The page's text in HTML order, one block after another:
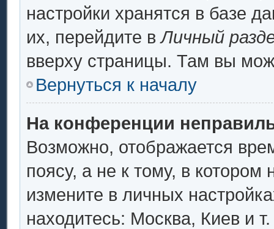
настройки хранятся в базе
их, перейдите вЛичный
вверху страницы. Там вы
Вернуться к началу
На конференции
Возможно, отображается
поясу, а не к тому, в
измените в личных
находитесь: Москва, Киев и